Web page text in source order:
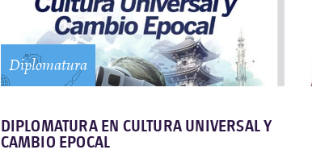
Diplomatura
DIPLOMATURA EN CULTURA UNIVERSAL Y
CAMBIO EPOCAL